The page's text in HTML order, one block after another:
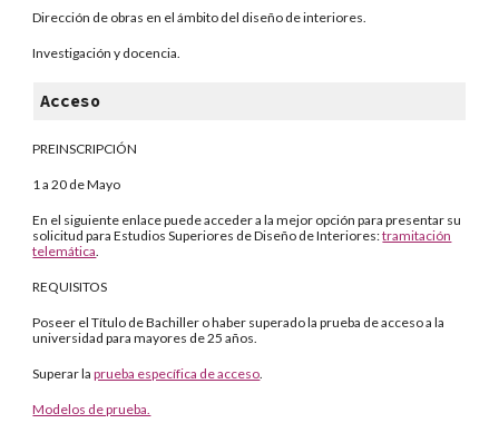
Dirección de obras en el ámbito del diseño de interiores.
Investigación y docencia.
Acceso
PREINSCRIPCIÓN
1 a 20 de Mayo
En el siguiente enlace puede acceder a la mejor opción para presentar su
solicitud para Estudios Superiores de Diseño de Interiores:tramitación
telemática.
REQUISITOS
Poseer el Título de Bachiller o haber superado la prueba de acceso a la
universidad para mayores de 25 años.
Superar laprueba específica de acceso.
Modelos de prueba.